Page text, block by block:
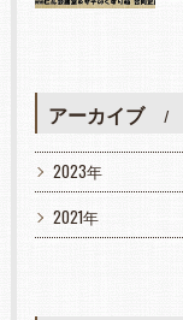
アーカイブ
2023年
2021年